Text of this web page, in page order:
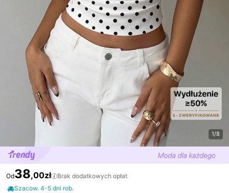
1/8
Od38,00zł
Brak dodatkowych opłat
Szacow. 4-5 dni rob.